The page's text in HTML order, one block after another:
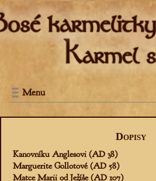
Menu
Dopisy
Kanovníku Anglesovi (AD 38)
Marguerite Gollotové (AD 58)
Matce Marii od Ježíše (AD 107)